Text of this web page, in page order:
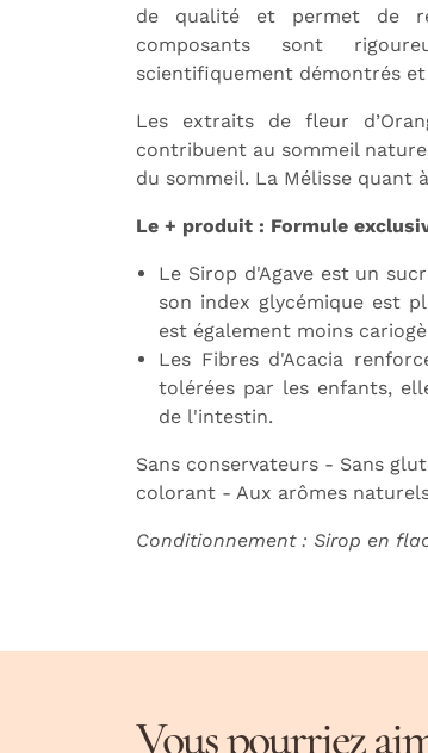
de qualité et permet de
composants sont
scientifiquement démontrés
Les extraits de fleur
contribuent au sommeil
du sommeil. La Mélisse quant
Le + produit : Formule
Le Sirop d'Agave est un
son index glycémique est
est également moins
Les Fibres d'Acacia
tolérées par les enfants,
de l'intestin.
Sans conservateurs - Sans
colorant - Aux arômes
Conditionnement : Sirop en
Vous pourriez